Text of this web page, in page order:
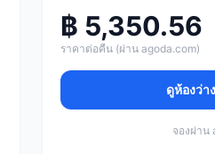
฿ 5,350.56
ราคาต่อคืน (ผ่าน agoda.com)
ดูห้องว่า
จองผ่าน